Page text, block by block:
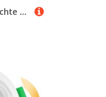
Fischer & Honsel Stehleuchte Pool TW 1x LED 28,0 Watt inkl. 1x LED 5,0 Watt, messingfarben, 3 Stufen CCT, stufenlos dimmbar, Flexarm, 40145, 32 x 32 x 182 cm (LxBxH)